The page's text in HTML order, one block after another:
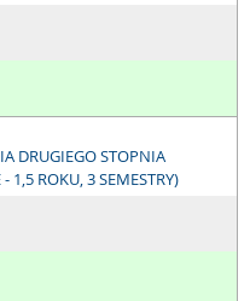
DRUGIEGO STOPNIA
1,5 ROKU, 3 SEMESTRY)